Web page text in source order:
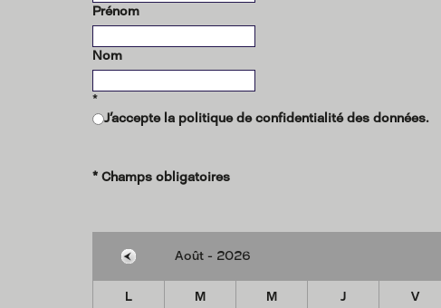
Prénom
Nom
*
J'accepte la politique de confidentialité des données.
* Champs obligatoires
L M M J V